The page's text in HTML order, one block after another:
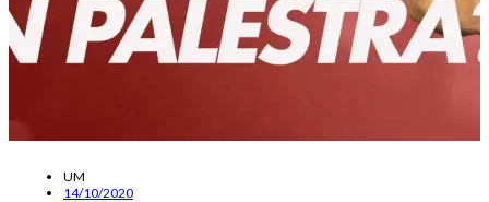
UM
14/10/2020